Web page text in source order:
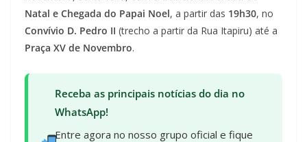
Natal e Chegada do Papai Noel, a partir das 19h30, no
Convívio D. Pedro II (trecho a partir da Rua Itapiru) até a
Praça XV de Novembro.
Receba as principais notícias do dia no
WhatsApp!
Entre agora no nosso grupo oficial e fique